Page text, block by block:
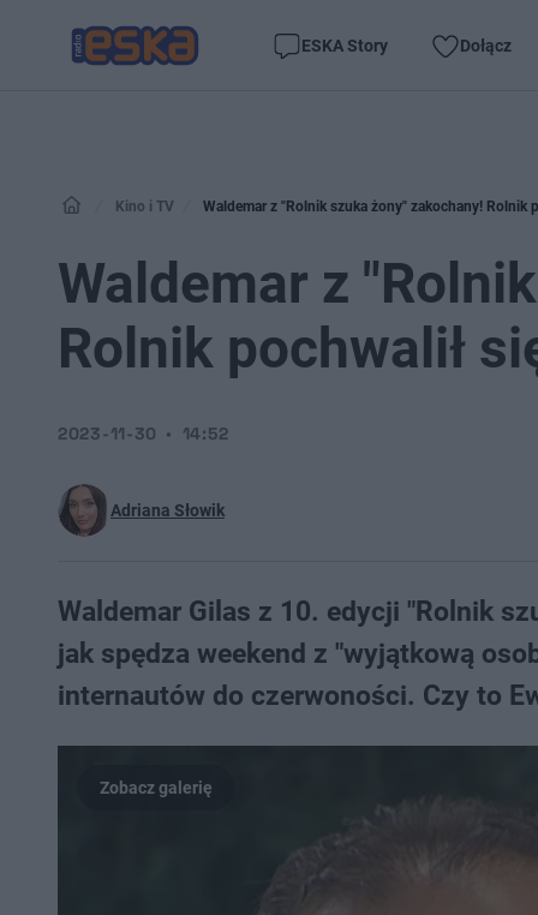
ESKA Story Dołącz
Kino i TV Waldemar z "Rolnik szuka żony" zakochany! Rolnik
Waldemar z
Rolnik pochwalił
Adriana Słowik
2023-11-30 14:52
Waldemar Gilas z 10. edycji "Rolnik
jak spędza weekend z "wyjątkową
internautów do czerwoności. Czy to